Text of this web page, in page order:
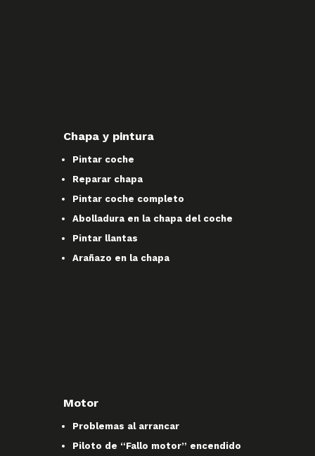
Chapa y pintura
Pintar coche
Reparar chapa
Pintar coche completo
Abolladura en la chapa del coche
Pintar llantas
Arañazo en la chapa
Motor
Problemas al arrancar
Piloto de “Fallo motor” encendido